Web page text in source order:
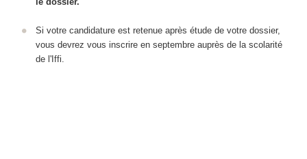
Si votre candidature est retenue après étude de votre dossier,
vous devrez vous inscrire en septembre auprès de la scolarité
de l'Iffi.